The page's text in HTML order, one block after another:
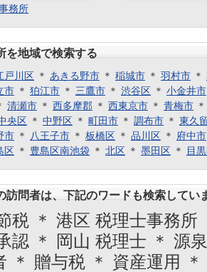
務所
を地域で検索する
戸川区 ＊ あきる野市 ＊ 稲城市 ＊ 羽村市 ＊
市 ＊ 狛江市 ＊ 三鷹市 ＊ 渋谷区 ＊ 小金井市
清瀬市 ＊ 西多摩郡 ＊ 西東京市 ＊ 青梅市
央区 ＊ 中野区 ＊ 町田市 ＊ 調布市 ＊ 東久
市 ＊ 八王子市 ＊ 板橋区 ＊ 品川区 ＊ 府中市
区 ＊ 豊島区南池袋 ＊ 北区 ＊ 墨田区 ＊ 目
訪問者は、下記のワードも検索してい
税 ＊ 港区 税理士事務所
認 ＊ 岡山 税理士 ＊ 源
＊ 贈与税 ＊ 資産運用